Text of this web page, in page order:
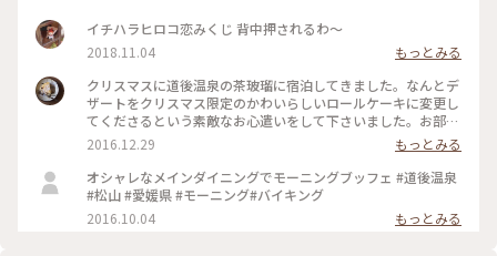
イチハラヒロコ恋みくじ 背中押されるわ〜
2018.11.04
もっとみる
クリスマスに道後温泉の茶玻瑠に宿泊してきました。なんとデ
ザートをクリスマス限定のかわいらしいロールケーキに変更し
てくださるという素敵なお心遣いをして下さいました。お部屋
もお料理も素敵で、温泉で癒される。そんな素敵な旅館でし
た。 #泊まるを楽しむ #道後温泉 #茶玻瑠 #愛媛
2016.12.29
もっとみる
オシャレなメインダイニングでモーニングブッフェ #道後温泉
#松山 #愛媛県 #モーニング#バイキング
2016.10.04
もっとみる